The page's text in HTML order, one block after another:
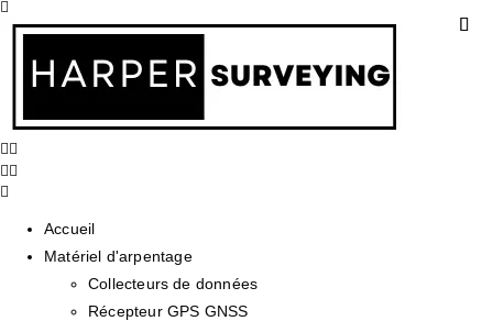
Accueil
Matériel d'arpentage
Collecteurs de données
Récepteur GPS GNSS